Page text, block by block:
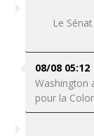
Le
08/08 05:12
Washington
pour la